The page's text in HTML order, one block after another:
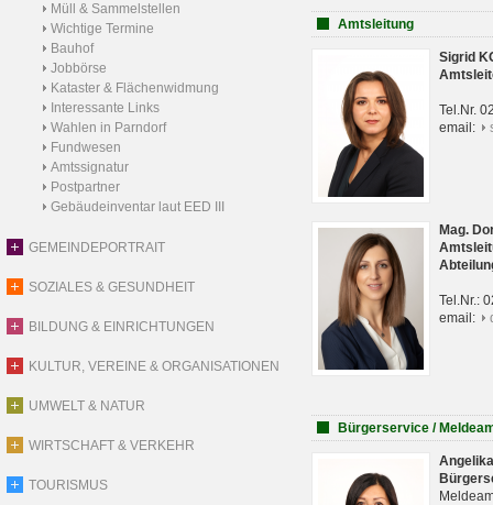
Müll & Sammelstellen
Wichtige Termine
Bauhof
Jobbörse
Kataster & Flächenwidmung
Interessante Links
Wahlen in Parndorf
Fundwesen
Amtssignatur
Postpartner
Gebäudeinventar laut EED III
GEMEINDEPORTRAIT
SOZIALES & GESUNDHEIT
BILDUNG & EINRICHTUNGEN
KULTUR, VEREINE & ORGANISATIONEN
UMWELT & NATUR
WIRTSCHAFT & VERKEHR
TOURISMUS
Amtsleitung
Sigrid
Tel.Nr.
email:
Mag.
Tel.Nr.:
email:
Bürgerservice /